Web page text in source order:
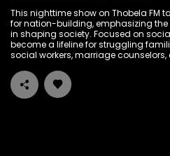
This nighttime show on Thobela FM
for nation-building, emphasizing
in shaping society. Focused on
become a lifeline for struggling
social workers, marriage